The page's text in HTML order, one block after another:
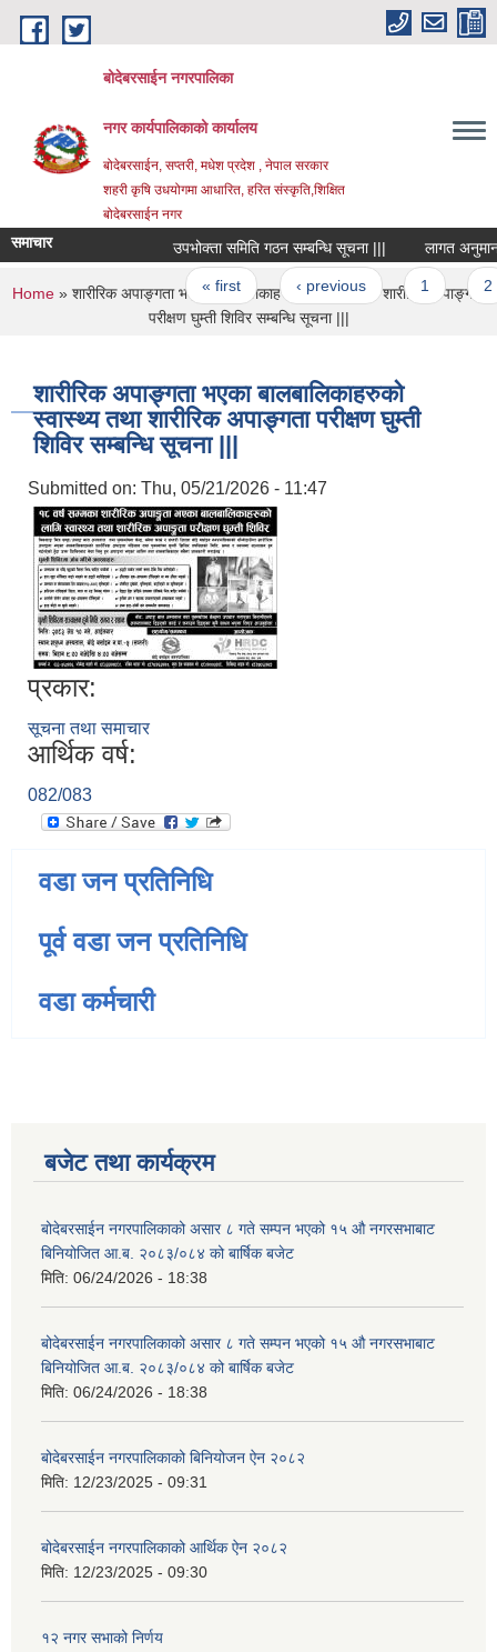
Skip to main content
बोदेबरसाईन नगरपालिका
नगर कार्यपालिकाको कार्यालय
बोदेबरसाईन, सप्तरी, मधेश प्रदेश , नेपाल सरकार
शहरी कृषि उधयोगमा आधारित, हरित संस्कृति,शिक्षित
बोदेबरसाईन नगर
समाचार उपभोक्ता समिति गठन सम्बन्धि सूचना ||| लागत अनुमान
Pages
« first ‹ previous 1 2
You are here
Home » शारीरिक अपाङ्गता भएका बालबालिकाहरुको स्वास्थ्य तथा शारीरिक अपाङ्गता
परीक्षण घुम्ती शिविर सम्बन्धि सूचना |||
शारीरिक अपाङ्गता भएका बालबालिकाहरुको
स्वास्थ्य तथा शारीरिक अपाङ्गता परीक्षण घुम्ती
शिविर सम्बन्धि सूचना |||
Submitted on: Thu, 05/21/2026 - 11:47
प्रकार:
सूचना तथा समाचार
आर्थिक वर्ष:
082/083
वडा जन प्रतिनिधि
पूर्व वडा जन प्रतिनिधि
वडा कर्मचारी
बजेट तथा कार्यक्रम
बोदेबरसाईन नगरपालिकाको असार ८ गते सम्पन भएको १५ ‍‍‍औ नगरसभाबाट
बिनियोजित आ.ब. २०८३/०८४ को बार्षिक बजेट
मिति: 06/24/2026 - 18:38
बोदेबरसाईन नगरपालिकाको असार ८ गते सम्पन भएको १५ ‍‍‍औ नगरसभाबाट
बिनियोजित आ.ब. २०८३/०८४ को बार्षिक बजेट
मिति: 06/24/2026 - 18:38
बोदेबरसाईन नगरपालिकाको बिनियोजन ऐन २०८२
मिति: 12/23/2025 - 09:31
बोदेबरसाईन नगरपालिकाको आर्थिक ऐन २०८२
मिति: 12/23/2025 - 09:30
१२ नगर सभाको निर्णय